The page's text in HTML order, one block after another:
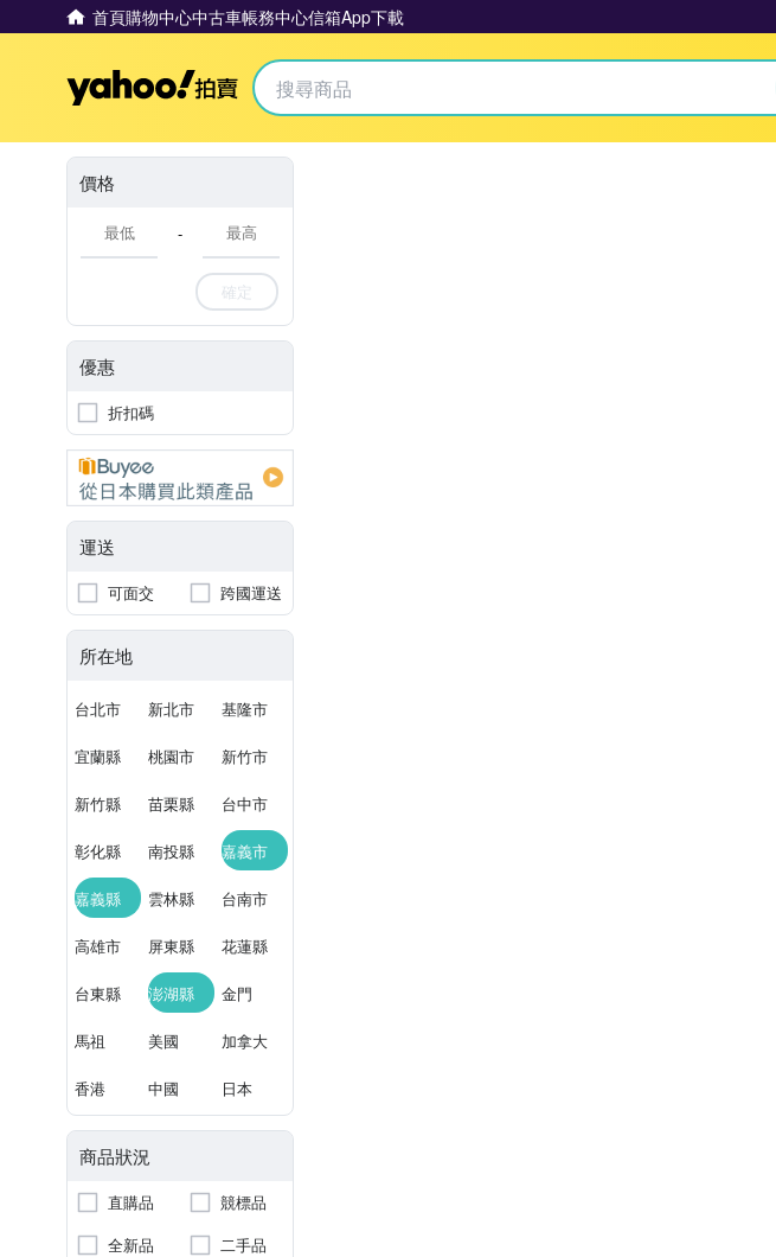
首頁購物中心中古車帳務中心信箱App下載
Yahoo拍賣
價格
-
確定
優惠
折扣碼
運送
可面交 跨國運送
所在地
台北市 新北市 基隆市
宜蘭縣 桃園市 新竹市
新竹縣 苗栗縣 台中市
彰化縣 南投縣 嘉義市
嘉義縣 雲林縣 台南市
高雄市 屏東縣 花蓮縣
台東縣 澎湖縣 金門
馬祖 美國 加拿大
香港 中國 日本
商品狀況
直購品
競標品
全新品
二手品